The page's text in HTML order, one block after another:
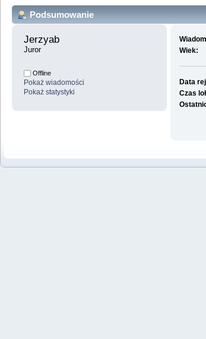
Podsumowanie
Jerzyab
Juror
Offline
Pokaż wiadomości
Pokaż statystyki
Wiek:
Data
Czas